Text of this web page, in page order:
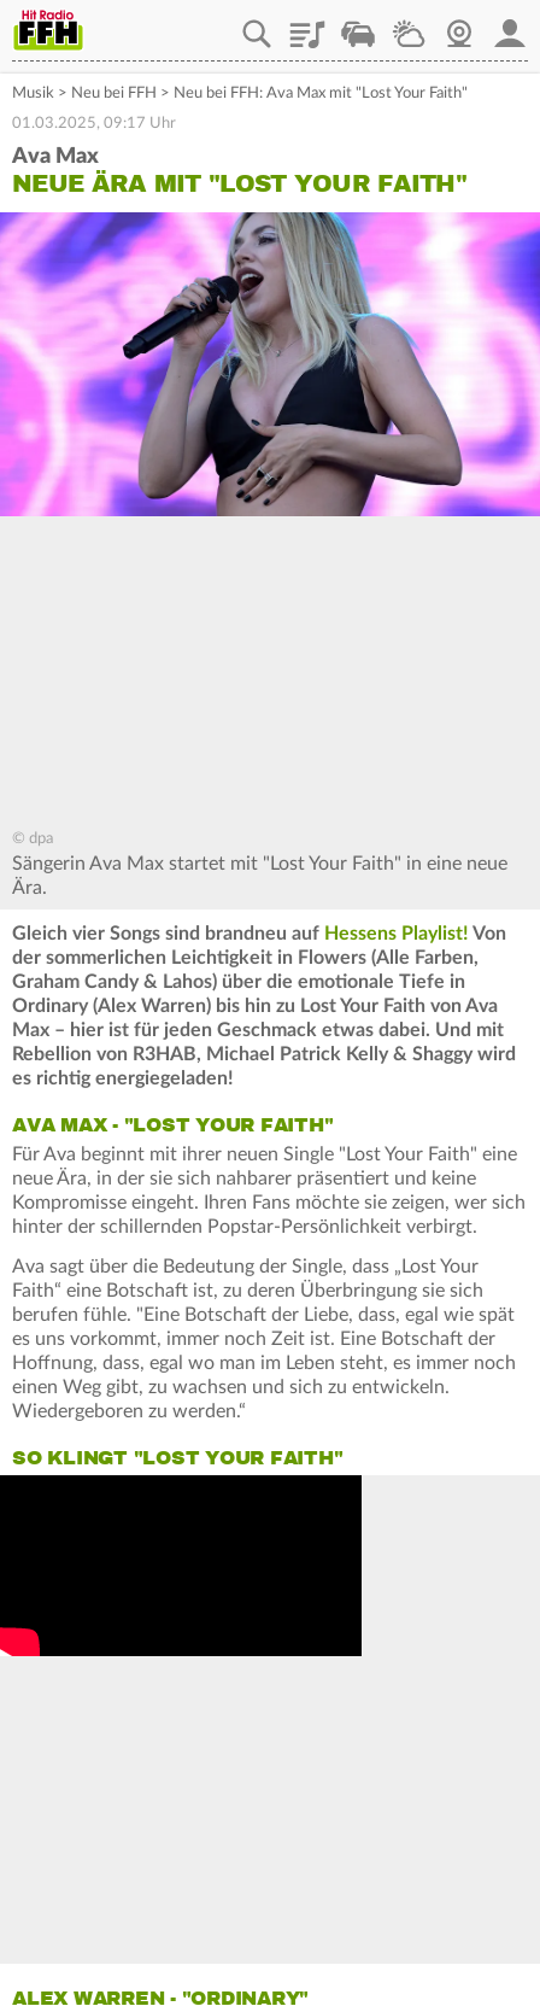
PlaylistStaupilotWetterWebcam
Musik > Neu bei FFH > Neu bei FFH: Ava Max mit "Lost Your Faith"
01.03.2025, 09:17 Uhr
Ava Max
NEUE ÄRA MIT "LOST YOUR FAITH"
© dpa
Sängerin Ava Max startet mit "Lost Your Faith" in eine neue
Ära.
Gleich vier Songs sind brandneu auf Hessens Playlist! Von
der sommerlichen Leichtigkeit in Flowers (Alle Farben,
Graham Candy & Lahos) über die emotionale Tiefe in
Ordinary (Alex Warren) bis hin zu Lost Your Faith von Ava
Max – hier ist für jeden Geschmack etwas dabei. Und mit
Rebellion von R3HAB, Michael Patrick Kelly & Shaggy wird
es richtig energiegeladen!
AVA MAX - "LOST YOUR FAITH"
Für Ava beginnt mit ihrer neuen Single "Lost Your Faith" eine
neue Ära, in der sie sich nahbarer präsentiert und keine
Kompromisse eingeht. Ihren Fans möchte sie zeigen, wer sich
hinter der schillernden Popstar-Persönlichkeit verbirgt.
Ava sagt über die Bedeutung der Single, dass „Lost Your
Faith“ eine Botschaft ist, zu deren Überbringung sie sich
berufen fühle. "Eine Botschaft der Liebe, dass, egal wie spät
es uns vorkommt, immer noch Zeit ist. Eine Botschaft der
Hoffnung, dass, egal wo man im Leben steht, es immer noch
einen Weg gibt, zu wachsen und sich zu entwickeln.
Wiedergeboren zu werden.“
SO KLINGT "LOST YOUR FAITH"
ALEX WARREN - "ORDINARY"